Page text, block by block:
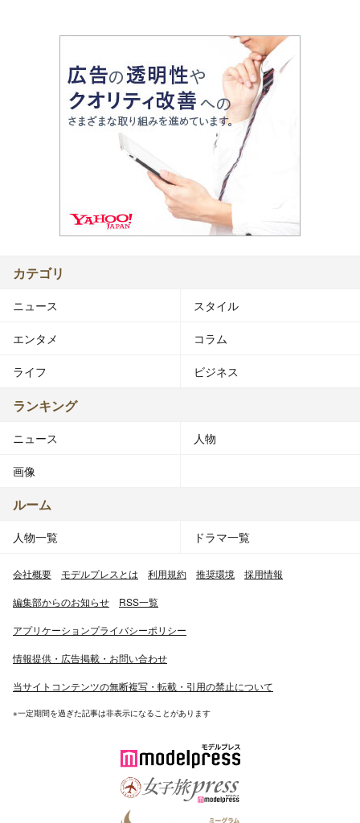
カテゴリ
ニュース スタイル
エンタメ コラム
ライフ ビジネス
ランキング
ニュース 人物
画像
ルーム
人物一覧 ドラマ一覧
会社概要 モデルプレスとは 利用規約 推奨環境 採用情報
編集部からのお知らせ RSS一覧
アプリケーションプライバシーポリシー
情報提供・広告掲載・お問い合わせ
当サイトコンテンツの無断複写・転載・引用の禁止について
※一定期間を過ぎた記事は非表示になることがあります